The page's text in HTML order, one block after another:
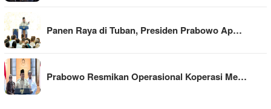
Panen Raya di Tuban, Presiden Prabowo Ap…
Prabowo Resmikan Operasional Koperasi Me…